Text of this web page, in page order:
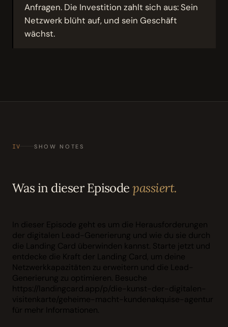
Anfragen. Die Investition zahlt sich aus: Sein
Netzwerk blüht auf, und sein Geschäft
wächst.
IV SHOW NOTES
Was in dieser Episodepassiert.
In dieser Episode geht es um die Herausforderungen
der digitalen Lead-Generierung und wie du sie durch
die Landing Card überwinden kannst. Starte jetzt und
entdecke die Kraft der Landing Card, um deine
Netzwerkkapazitäten zu erweitern und die Lead-
Generierung zu optimieren. Besuche
https://landingcard.app/p/die-kunst-der-digitalen-
visitenkarte/geheime-macht-kundenakquise-agentur
für mehr Informationen.